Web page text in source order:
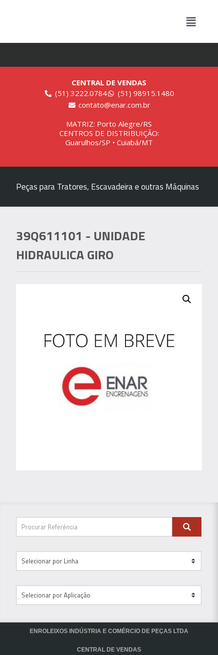
CENTRAL DE VENDAS
(51) 3222.0784
(51) 98915.1480
contato@enar.com.br
MATRIZ: Porto Alegre/RS
CENTROS DE DISTRIBUIÇÃO:
Guarulhos/SP • Cuiabá/MT
Peças para Tratores, Escavadeira e outras Máquinas
39Q611101 - UNIDADE
HIDRAULICA GIRO
ENROLEIXOS INDÚSTRIA E COMÉRCIO DE PEÇAS LTDA
CENTRAL DE VENDAS